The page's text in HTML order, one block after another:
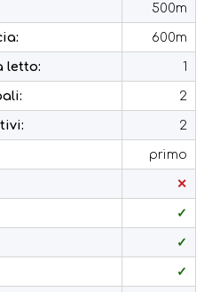
500m
600m
letto: 1
2
2
primo
✕
✓
✓
✓